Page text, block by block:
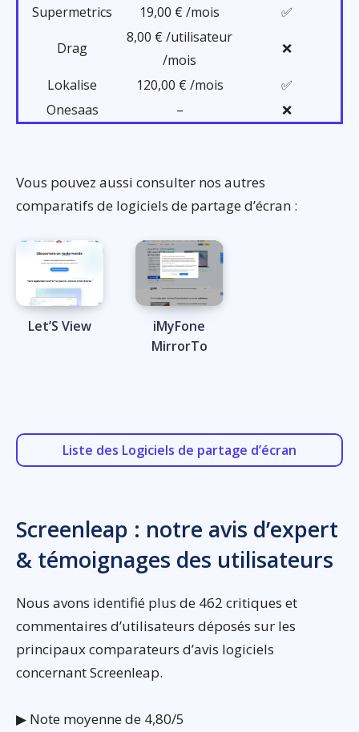
Supermetrics 19,00 € /mois ✅
Drag
8,00 € /utilisateur
/mois
❌
Lokalise 120,00 € /mois
✅
Onesaas
– ❌
Vous pouvez aussi consulter nos autres
comparatifs de logiciels de partage d’écran :
Let’S View
iMyFone
MirrorTo
Liste des Logiciels de partage d’écran
Screenleap : notre avis d’expert
& témoignages des utilisateurs
Nous avons identifié plus de 462 critiques et
commentaires d’utilisateurs déposés sur les
principaux comparateurs d’avis logiciels
concernant Screenleap.
▶ Note moyenne de 4,80/5